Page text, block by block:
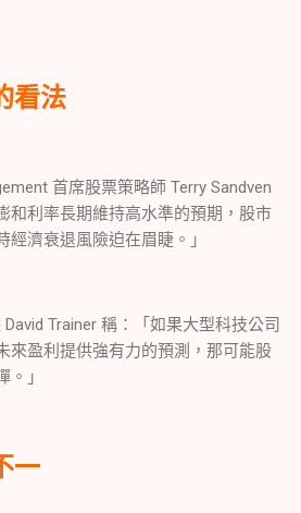
看法
首席股票策略師 Terry Sandven
和利率長期維持高水準的預期，股市
經濟衰退風險迫在眉睫。」
Trainer 稱：「如果大型科技公司
來盈利提供強有力的預測，那可能股
」
一